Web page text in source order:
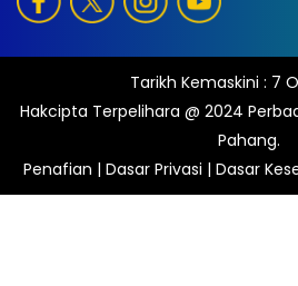
Tarikh Kemaskini : 7
Hakcipta Terpelihara @ 2024
Pahang.
Penafian | Dasar Privasi | Dasar